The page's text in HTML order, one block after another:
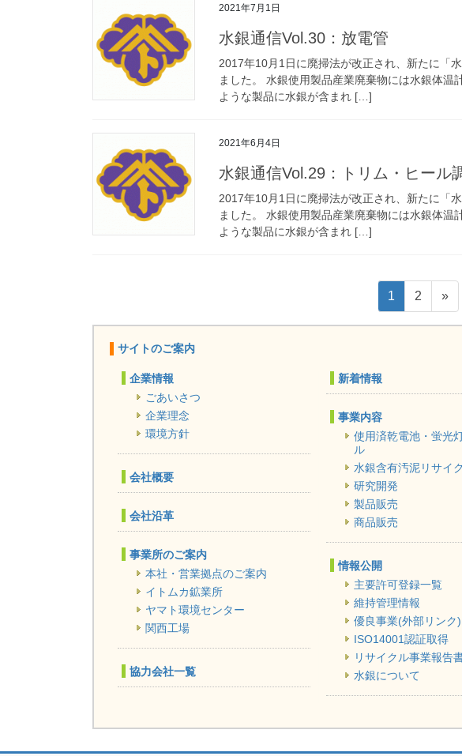
2021年7月1日
水銀通信Vol.30：放電管
2017年10月1日に廃掃法が改正され、新たに「
ました。 水銀使用製品産業廃棄物には水銀体
ような製品に水銀が含まれ […]
2021年6月4日
水銀通信Vol.29：トリム・ヒール
2017年10月1日に廃掃法が改正され、新たに「
ました。 水銀使用製品産業廃棄物には水銀体
ような製品に水銀が含まれ […]
の
ペ
固
定
1
固
定
2 »
サイトのご案内
企業情報
ごあいさつ
企業理念
環境方針
会社概要
会社沿革
事業所のご案内
本社・営業拠点のご案内
イトムカ鉱業所
ヤマト環境センター
関西工場
協力会社一覧
新着情報
事業内容
使用済乾電池・蛍光
ル
水銀含有汚泥リサイ
研究開発
製品販売
商品販売
情報公開
主要許可登録一覧
維持管理情報
優良事業(外部リンク)
ISO14001認証取得
リサイクル事業報告
水銀について